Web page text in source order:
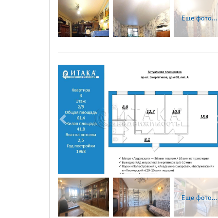
Еще фото...
Следующая
Еще фото...